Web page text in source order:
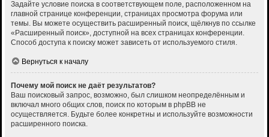
Задайте условие поиска в соответствующем поле, расположенном на
главной странице конференции, страницах просмотра форума или
темы. Вы можете осуществить расширенный поиск, щёлкнув по ссылке
«Расширенный поиск», доступной на всех страницах конференции.
Способ доступа к поиску может зависеть от используемого стиля.
Вернуться к началу
Почему мой поиск не даёт результатов?
Ваш поисковый запрос, возможно, был слишком неопределённым и
включал много общих слов, поиск по которым в phpBB не
осуществляется. Будьте более конкретны и используйте возможности
расширенного поиска.